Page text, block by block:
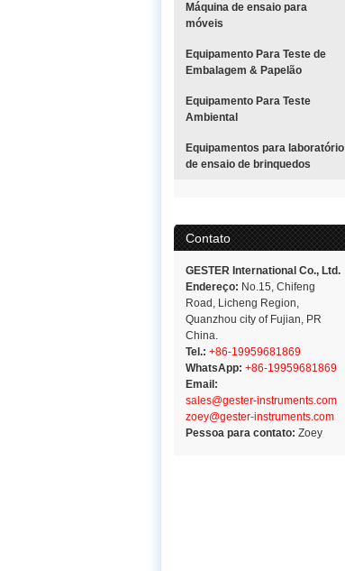
Máquina de ensaio para
móveis
Equipamento Para Teste de
Embalagem & Papelão
Equipamento Para Teste
Ambiental
Equipamentos para laboratório
de ensaio de brinquedos
Contato
GESTER International Co., Ltd.
Endereço: No.15, Chifeng
Road, Licheng Region,
Quanzhou city of Fujian, PR
China.
Tel.: +86-19959681869
WhatsApp: +86-19959681869
Email:
sales@gester-instruments.com
zoey@gester-instruments.com
Pessoa para contato: Zoey